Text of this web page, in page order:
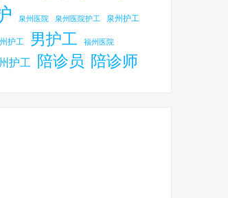
泉州医院 泉州医院护工 泉州护工
护工 男护工 福州医院
护工 陪诊员 陪诊师